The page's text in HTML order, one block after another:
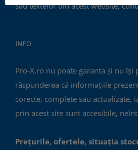
sau textelor din acest website,
INFO
Pro-X.ro nu poate garanta și nu își
răspunderea că informațiile
corecte, complete sau actualizate,
prin acest site sunt accesibile,
Prețurile, ofertele, situația